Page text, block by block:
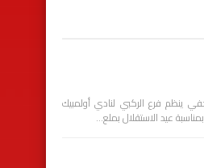
ينظم فرع الركبي لنادي أولمبيك